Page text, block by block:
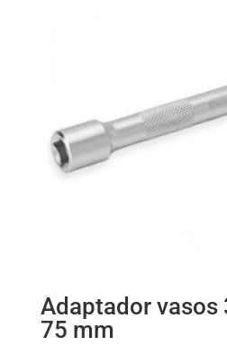
Adaptador vasos
75 mm